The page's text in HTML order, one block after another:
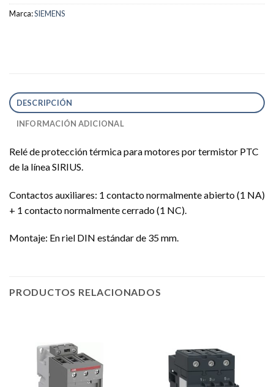
Marca:SIEMENS
DESCRIPCIÓN
INFORMACIÓN ADICIONAL
Relé de protección térmica para motores por termistor PTC
de la línea SIRIUS.
Contactos auxiliares: 1 contacto normalmente abierto (1 NA)
+ 1 contacto normalmente cerrado (1 NC).
Montaje: En riel DIN estándar de 35 mm.
PRODUCTOS RELACIONADOS